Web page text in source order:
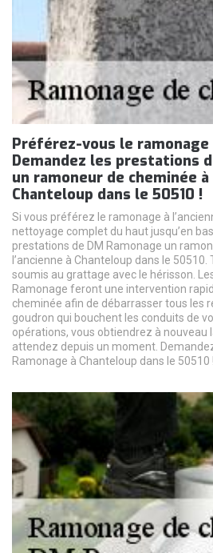
Préférez-vous le ramonage
Demandez les prestations
un ramoneur de cheminée à
Chanteloup dans le 50510 !
Si vous préférez le ramonage à
nettoyage complet du haut jusqu’en
prestations de DM Ramonage un
l’ancienne à Chanteloup dans le
soumis au grattage avec le hérisson.
Ramonage feront une intervention
cheminée afin de débarrasser tous les
goudron qui bouchent les conduits de
opérations, vous obtiendrez à nouveau
attendez depuis un moment.
Ramonage à Chanteloup dans le 50510 !